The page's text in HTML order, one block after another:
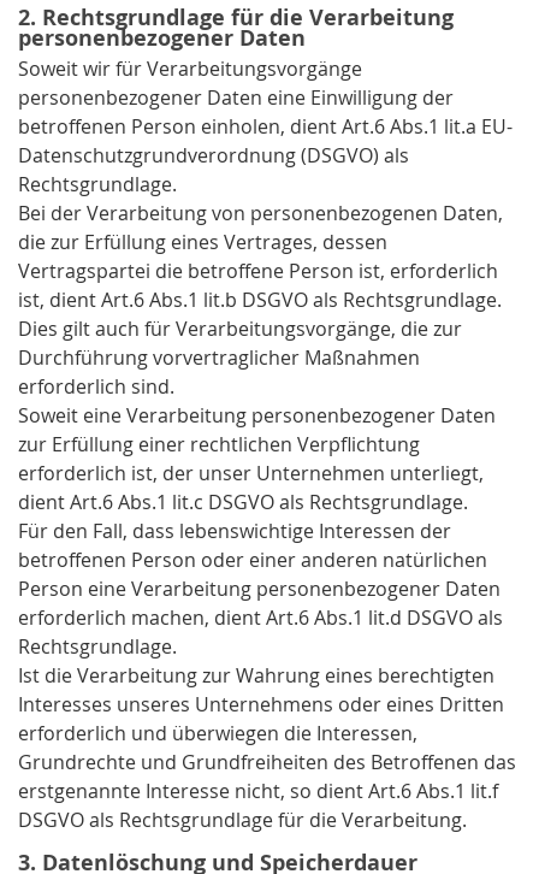
2. Rechtsgrundlage für die Verarbeitung
personenbezogener Daten
Soweit wir für Verarbeitungsvorgänge
personenbezogener Daten eine Einwilligung der
betroffenen Person einholen, dient Art.6 Abs.1 lit.a EU-
Datenschutzgrundverordnung (DSGVO) als
Rechtsgrundlage.
Bei der Verarbeitung von personenbezogenen Daten,
die zur Erfüllung eines Vertrages, dessen
Vertragspartei die betroffene Person ist, erforderlich
ist, dient Art.6 Abs.1 lit.b DSGVO als Rechtsgrundlage.
Dies gilt auch für Verarbeitungsvorgänge, die zur
Durchführung vorvertraglicher Maßnahmen
erforderlich sind.
Soweit eine Verarbeitung personenbezogener Daten
zur Erfüllung einer rechtlichen Verpflichtung
erforderlich ist, der unser Unternehmen unterliegt,
dient Art.6 Abs.1 lit.c DSGVO als Rechtsgrundlage.
Für den Fall, dass lebenswichtige Interessen der
betroffenen Person oder einer anderen natürlichen
Person eine Verarbeitung personenbezogener Daten
erforderlich machen, dient Art.6 Abs.1 lit.d DSGVO als
Rechtsgrundlage.
Ist die Verarbeitung zur Wahrung eines berechtigten
Interesses unseres Unternehmens oder eines Dritten
erforderlich und überwiegen die Interessen,
Grundrechte und Grundfreiheiten des Betroffenen das
erstgenannte Interesse nicht, so dient Art.6 Abs.1 lit.f
DSGVO als Rechtsgrundlage für die Verarbeitung.
3. Datenlöschung und Speicherdauer